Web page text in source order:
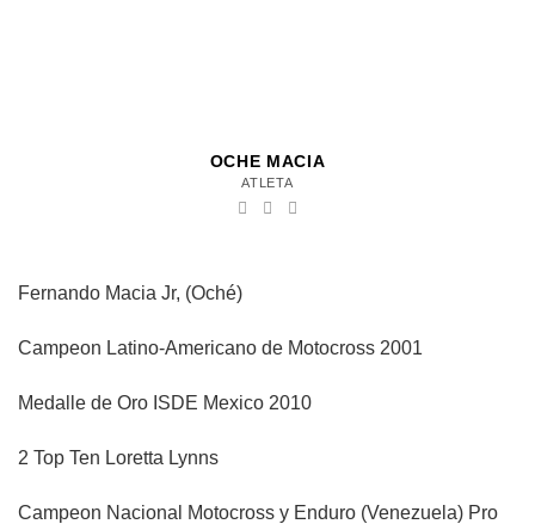
OCHE MACIA
ATLETA
Fernando Macia Jr, (Oché)
Campeon Latino-Americano de Motocross 2001
Medalle de Oro ISDE Mexico 2010
2 Top Ten Loretta Lynns
Campeon Nacional Motocross y Enduro (Venezuela) Pro